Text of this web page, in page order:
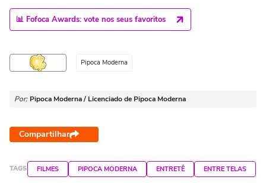
📊 Fofoca Awards: vote nos seus favoritos
Pipoca Moderna
Por: Pipoca Moderna / Licenciado de Pipoca Moderna
Compartilhar
TAGS FILMES PIPOCA MODERNA ENTRETÊ ENTRE TELAS